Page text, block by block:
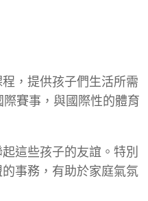
，提供孩子們生活所需
賽事，與國際性的體育
這些孩子的友誼。特別
事務，有助於家庭氣氛